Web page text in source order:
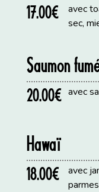
17.00€
avec
sec,
Saumon
20.00€ avec
Hawaï
18.00€
avec